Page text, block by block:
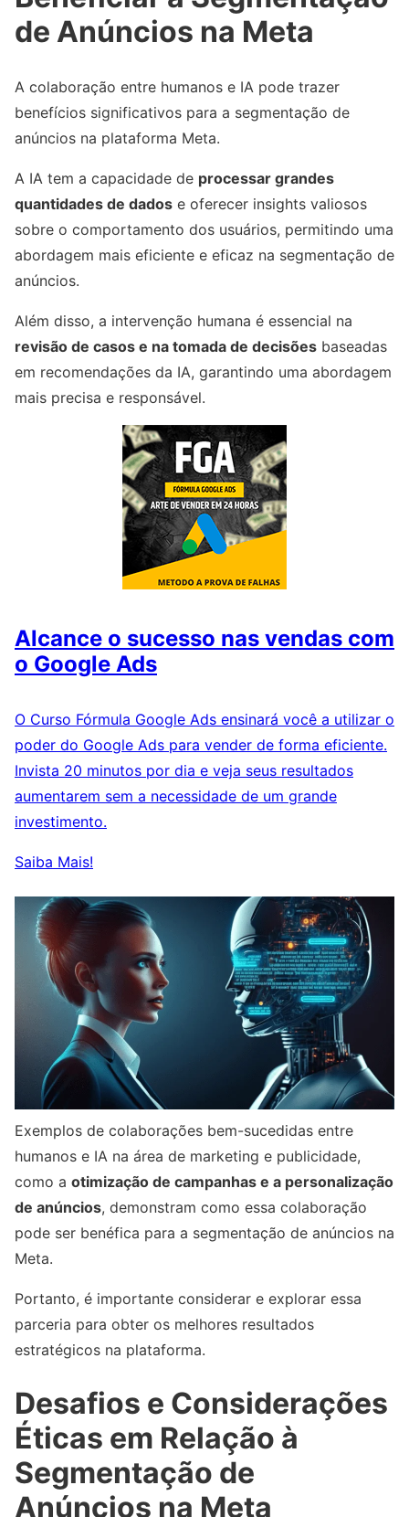
de Anúncios na Meta
A colaboração entre humanos e IA pode trazer
benefícios significativos para a segmentação de
anúncios na plataforma Meta.
A IA tem a capacidade de processar grandes
quantidades de dados e oferecer insights valiosos
sobre o comportamento dos usuários, permitindo uma
abordagem mais eficiente e eficaz na segmentação de
anúncios.
Além disso, a intervenção humana é essencial na
revisão de casos e na tomada de decisões baseadas
em recomendações da IA, garantindo uma abordagem
mais precisa e responsável.
Alcance o sucesso nas vendas com
o Google Ads
O Curso Fórmula Google Ads ensinará você a utilizar o
poder do Google Ads para vender de forma eficiente.
Invista 20 minutos por dia e veja seus resultados
aumentarem sem a necessidade de um grande
investimento.
Saiba Mais!
Exemplos de colaborações bem-sucedidas entre
humanos e IA na área de marketing e publicidade,
como a otimização de campanhas e a personalização
de anúncios, demonstram como essa colaboração
pode ser benéfica para a segmentação de anúncios na
Meta.
Portanto, é importante considerar e explorar essa
parceria para obter os melhores resultados
estratégicos na plataforma.
Desafios e Considerações
Éticas em Relação à
Segmentação de
Anúncios na Meta